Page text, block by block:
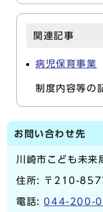
関連記事
病児保育事業
制度内容等の
お問い合わせ先
川崎市こども未来
住所: 〒210-
電話: 044-200-